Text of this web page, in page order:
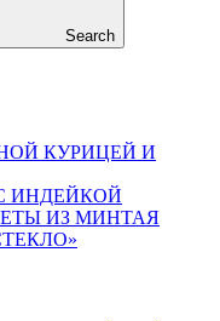
Search
КУРИЦЕЙ И
ИНДЕЙКОЙ
ИЗ МИНТАЯ